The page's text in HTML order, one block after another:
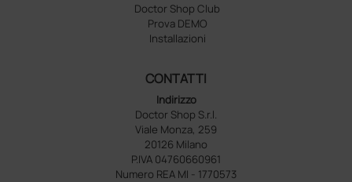
Doctor Shop Club
Prova DEMO
Installazioni
CONTATTI
Indirizzo
Doctor Shop S.r.l.
Viale Monza, 259
20126 Milano
P.IVA 04760660961
Numero REA MI - 1770573